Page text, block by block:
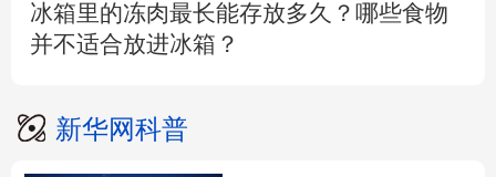
冰箱里的冻肉最长能存放多久？哪些食物
并不适合放进冰箱？
新华网科普